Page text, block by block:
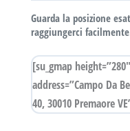
Guarda la posizione
raggiungerci
[su_gmap
address=”Campo Da
40, 30010 Premaore